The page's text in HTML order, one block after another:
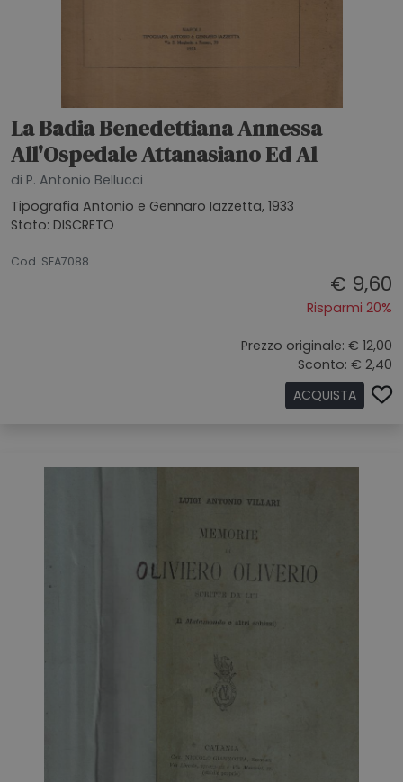
La Badia Benedettiana Annessa
All'Ospedale Attanasiano Ed Al
di P. Antonio Bellucci
Tipografia Antonio e Gennaro Iazzetta, 1933
Stato: DISCRETO
Cod. SEA7088
€ 9,60
Risparmi 20%
Prezzo originale: € 12,00
Sconto: € 2,40
ACQUISTA